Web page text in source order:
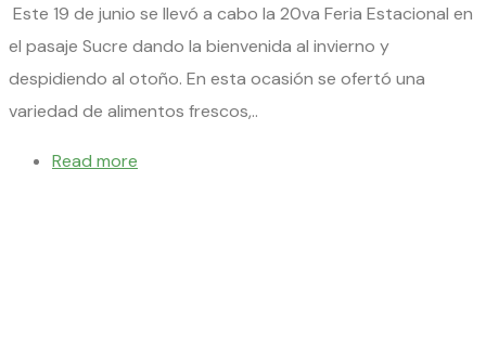
Este 19 de junio se llevó a cabo la 20va Feria Estacional en
el pasaje Sucre dando la bienvenida al invierno y
despidiendo al otoño. En esta ocasión se ofertó una
variedad de alimentos frescos,..
Read more